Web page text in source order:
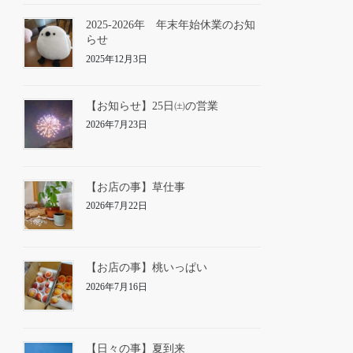
2025-2026年 年末年始休業のお知
らせ
2025年12月3日
【お知らせ】25日㈯の営業
2026年7月23日
【お店の事】草仕事
2026年7月22日
【お店の事】桃いっぱい
2026年7月16日
【日々の事】夏到来